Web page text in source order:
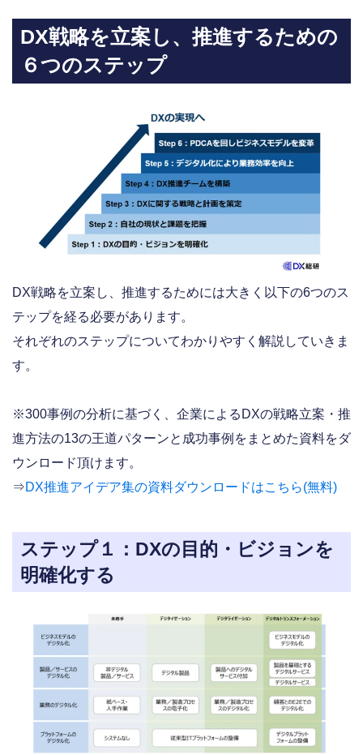
DX戦略を立案し、推進するための
６つのステップ
DX戦略を立案し、推進するためには大きく以下の6つのス
テップを経る必要があります。
それぞれのステップについてわかりやすく解説していきま
す。
※300事例の分析に基づく、企業によるDXの戦略立案・推
進方法の13の王道パターンと成功事例をまとめた資料をダ
ウンロード頂けます。
⇒DX推進アイデア集の資料ダウンロードはこちら(無料)
ステップ１：DXの目的・ビジョンを
明確化する